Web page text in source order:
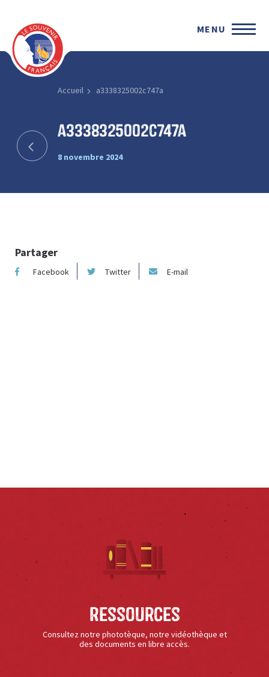
MENU
Accueil a3338325002c747a
a3338325002c747a
8 novembre 2024
Partager
Facebook Twitter E-mail
Ressources
Consultez notre phototèque, notre vidéothèque et
des documents en libre accès.